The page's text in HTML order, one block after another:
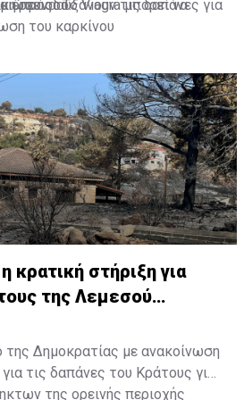
αυξάνουν τις δαπάνες για
πρόοδο.
έρευνα: Το Viagra μπορεί να
του καρκίνου
κρατική στήριξη για
της Λεμεσού
της Δημοκρατίας με ανακοίνωση
τις δαπάνες του Κράτους για
της ορεινής περιοχής